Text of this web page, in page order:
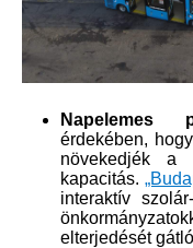
Napelemes
érdekében,
növekedjék a
kapacitás.
interaktív
elterjedését